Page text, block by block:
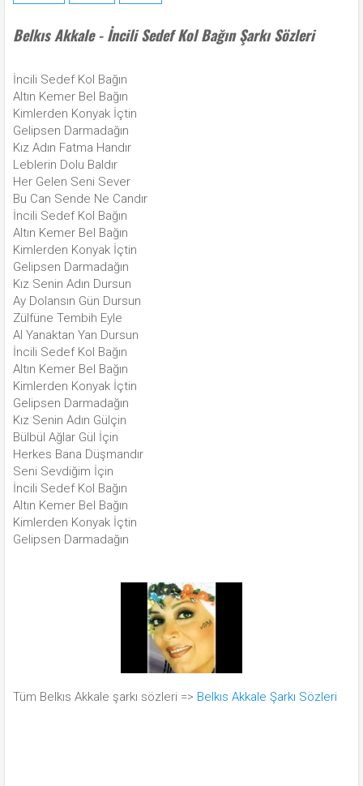
Belkıs Akkale - İncili Sedef Kol Bağın Şarkı Sözleri
İncili Sedef Kol Bağın
Altın Kemer Bel Bağın
Kimlerden Konyak İçtin
Gelipsen Darmadağın
Kız Adın Fatma Handır
Leblerin Dolu Baldır
Her Gelen Seni Sever
Bu Can Sende Ne Candır
İncili Sedef Kol Bağın
Altın Kemer Bel Bağın
Kimlerden Konyak İçtin
Gelipsen Darmadağın
Kız Senin Adın Dursun
Ay Dolansın Gün Dursun
Zülfüne Tembih Eyle
Al Yanaktan Yan Dursun
İncili Sedef Kol Bağın
Altın Kemer Bel Bağın
Kimlerden Konyak İçtin
Gelipsen Darmadağın
Kız Senin Adın Gülçin
Bülbül Ağlar Gül İçin
Herkes Bana Düşmandır
Seni Sevdiğim İçin
İncili Sedef Kol Bağın
Altın Kemer Bel Bağın
Kimlerden Konyak İçtin
Gelipsen Darmadağın
Tüm Belkıs Akkale şarkı sözleri => Belkıs Akkale Şarkı Sözleri